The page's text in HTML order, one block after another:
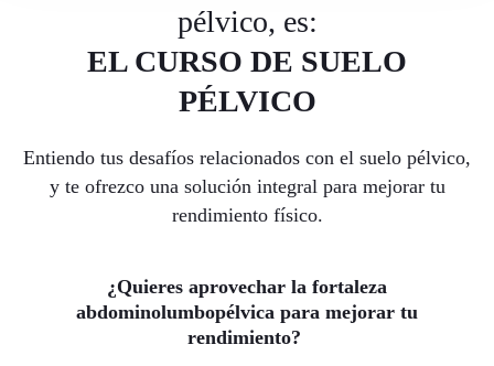
pélvico, es:
EL CURSO DE SUELO
PÉLVICO
Entiendo tus desafíos relacionados con el suelo pélvico,
y te ofrezco una solución integral para mejorar tu
rendimiento físico.
¿Quieres aprovechar la fortaleza
abdominolumbopélvica para mejorar tu
rendimiento?